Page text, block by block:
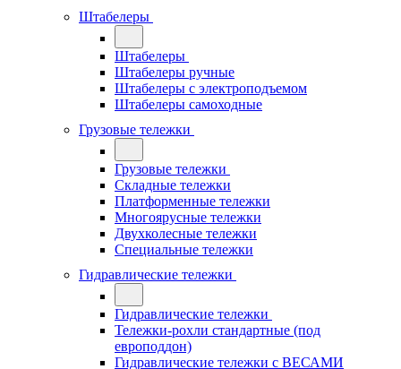
Штабелеры
Штабелеры
Штабелеры ручные
Штабелеры с электроподъемом
Штабелеры самоходные
Грузовые тележки
Грузовые тележки
Складные тележки
Платформенные тележки
Многоярусные тележки
Двухколесные тележки
Специальные тележки
Гидравлические тележки
Гидравлические тележки
Тележки-рохли стандартные (под
европоддон)
Гидравлические тележки с ВЕСАМИ